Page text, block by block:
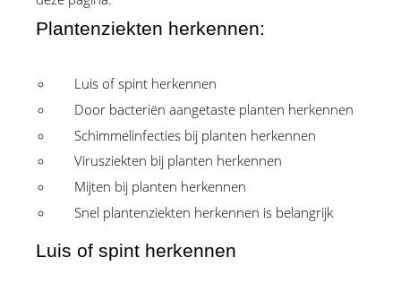
Plantenziekten herkennen:
Luis of spint herkennen
Door bacteriën aangetaste planten herkennen
Schimmelinfecties bij planten herkennen
Virusziekten bij planten herkennen
Mijten bij planten herkennen
Snel plantenziekten herkennen is belangrijk
Luis of spint herkennen